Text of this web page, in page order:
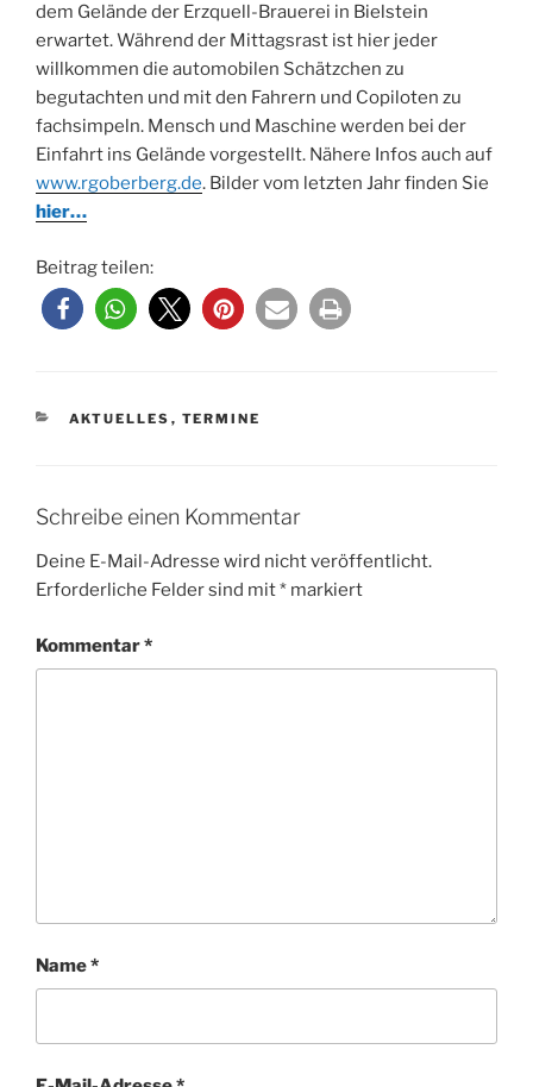
dem Gelände der Erzquell-Brauerei in Bielstein
erwartet. Während der Mittagsrast ist hier jeder
willkommen die automobilen Schätzchen zu
begutachten und mit den Fahrern und Copiloten zu
fachsimpeln. Mensch und Maschine werden bei der
Einfahrt ins Gelände vorgestellt. Nähere Infos auch auf
www.rgoberberg.de. Bilder vom letzten Jahr finden Sie
hier…
Beitrag teilen:
KATEGORIEN
AKTUELLES , TERMINE
Schreibe einen Kommentar
Deine E-Mail-Adresse wird nicht veröffentlicht.
Erforderliche Felder sind mit* markiert
Kommentar*
Name*